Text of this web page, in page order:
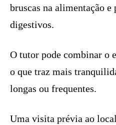
bruscas na alimentação
digestivos.
O tutor pode combinar o
o que traz mais
longas ou frequentes.
Uma visita prévia ao